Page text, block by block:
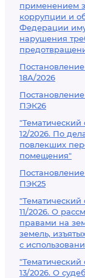
применением
коррупции и
Федерации
нарушения
18А/2026
ПЭК26
12/2026. По
повлекших
помещения"
ПЭК25
11/2026. О
правами на
земель,
с
13/2026. О